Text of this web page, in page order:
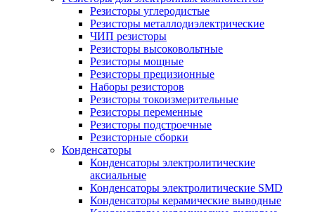
Резисторы углеродистые
Резисторы металлодиэлектрические
ЧИП резисторы
Резисторы высоковольтные
Резисторы мощные
Резисторы прецизионные
Наборы резисторов
Резисторы токоизмерительные
Резисторы переменные
Резисторы подстроечные
Резисторные сборки
Конденсаторы
Конденсаторы электролитические
аксиальные
Конденсаторы электролитические SMD
Конденсаторы керамические выводные